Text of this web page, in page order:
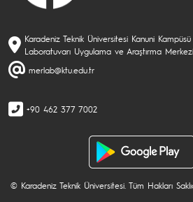
Karadeniz Teknik Üniversitesi Kanuni
Laboratuvarı Uygulama ve Araştırma Merkezi
merlab@ktu.edu.tr
+90 462 377 7002
© Karadeniz Teknik Üniversitesi. Tüm Hakları